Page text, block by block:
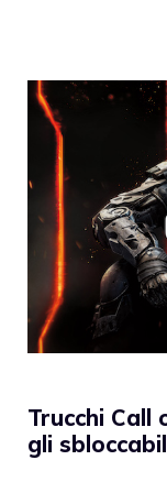
Trucchi Call
gli